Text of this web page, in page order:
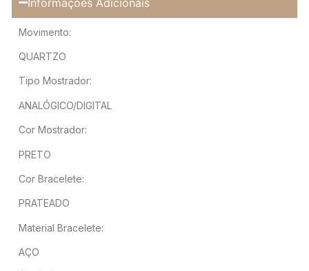
Movimento:
QUARTZO
Tipo Mostrador:
ANALÓGICO/DIGITAL
Cor Mostrador:
PRETO
Cor Bracelete:
PRATEADO
Material Bracelete:
AÇO